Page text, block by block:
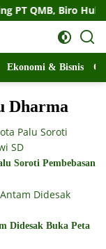
QMB, Biro Hukum
Ekonomi & Bisnis
Dharma
Soroti Pembebasan
Didesak Buka Peta